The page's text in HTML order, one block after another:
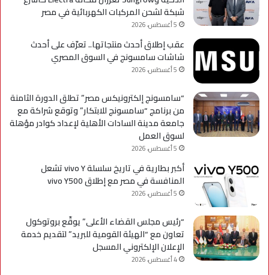
شبكة لشحن المركبات الكهربائية في مصر
5 أغسطس، 2026
عقب إطلاق أحدث منتجاتها.. تعرّف على أحدث
شاشات سامسونج في السوق المصري
5 أغسطس، 2026
“سامسونج إلكترونيكس مصر” تطلق الدورة الثامنة
من برنامج “سامسونج للابتكار” وتوقع شراكة مع
جامعة مدينة السادات الأهلية لإعداد كوادر مؤهلة
لسوق العمل
5 أغسطس، 2026
أكبر بطارية في تاريخ سلسلة vivo Y تشعل
المنافسة في مصر مع إطلاق vivo Y500
5 أغسطس، 2026
“رئيس مجلس القضاء الأعلى” يوقّع بروتوكول
تعاون مع “الهيئة القومية للبريد” لتقديم خدمة
الإعلان الإلكتروني المسجل
4 أغسطس، 2026